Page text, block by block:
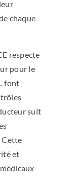
chaque
respecte
pour le
font
suit
Cette
et